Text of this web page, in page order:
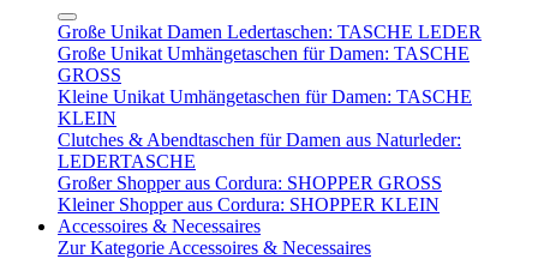
Große Unikat Damen Ledertaschen: TASCHE LEDER
Große Unikat Umhängetaschen für Damen: TASCHE
GROSS
Kleine Unikat Umhängetaschen für Damen: TASCHE
KLEIN
Clutches & Abendtaschen für Damen aus Naturleder:
LEDERTASCHE
Großer Shopper aus Cordura: SHOPPER GROSS
Kleiner Shopper aus Cordura: SHOPPER KLEIN
Accessoires & Necessaires
Zur Kategorie Accessoires & Necessaires